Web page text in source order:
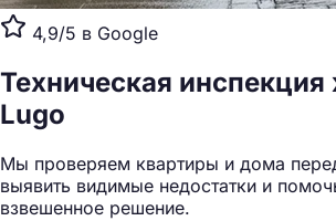
4,9/5 в Google
Техническая
Lugo
Мы проверяем квартиры и дома
выявить видимые недостатки и
взвешенное решение.